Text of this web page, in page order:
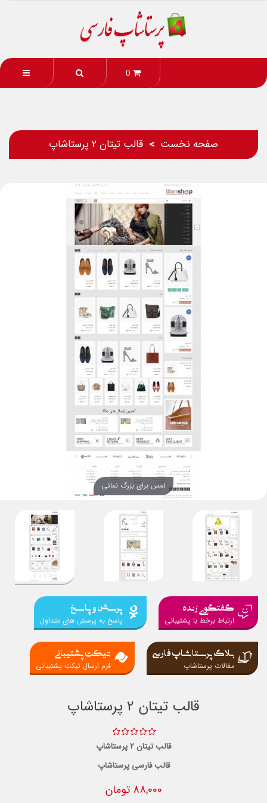
0
صفحه نخست قالب تیتان 2 پرستاشاپ
لمس برای بزرگ نمائی
گفتگوی زنده
ارتباط برخط با پشتیبانی
پرسش و پاسخ
پاسخ به پرسش های متداول
بلاگ پرستاشاپ فارسی
مقالات پرستاشاپ
تیکت پشتیبانی
فرم ارسال تیکت پشتیبانی
قالب تیتان 2 پرستاشاپ
قالب تیتان 2 پرستاشاپ
قالب فارسی پرستاشاپ
88,000 تومان